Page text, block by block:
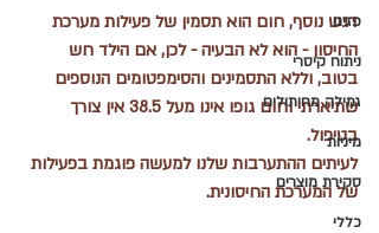
פגים
ניתוח קיסרי
גמילה מחיתולים
מיניות
סקירת מוצרים
כללי
דגש נוסף, חום הוא תסמין של פעילות מערכת
החיסון - הוא לא הבעיה - לכן, אם הילד חש
בטוב, וללא התסמינים והסימפטומים הנוספים
שתיארתי וחום גופו אינו מעל 38.5 אין צורך
בטיפול.
לעיתים ההתערבות שלנו למעשה פוגמת בפעילות
של המערכת החיסונית.